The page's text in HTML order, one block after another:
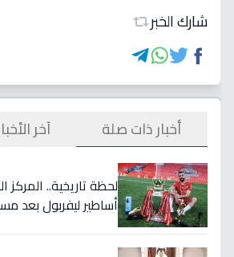
شارك الخبر
أخبار ذات صلة آخر
لحظة تاريخية.. المركز
أساطير ليفربول بعد